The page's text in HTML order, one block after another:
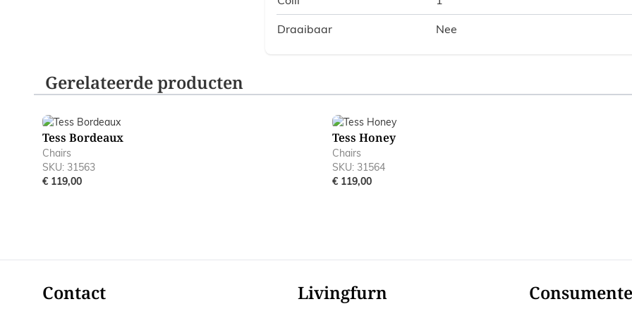
Draaibaar Nee
Gerelateerde producten
Navigating through the elements of the carousel is possible using the tab key. You can skip the carousel or go
Press to skip carousel
Tess Bordeaux
Chairs
SKU: 31563
€ 119,00
Tess Honey
Chairs
SKU: 31564
€ 119,00
Contact Livingfurn